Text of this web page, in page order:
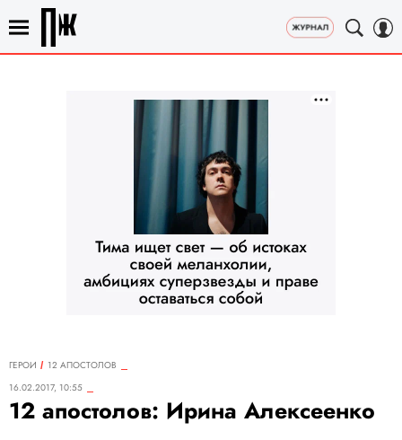
ГЕРОИ
12 АПОСТОЛОВ
16.02.2017, 10:55
12 апостолов: Ирина Алексеенко